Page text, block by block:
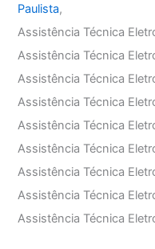
Paulista,
Assistência Técnica
Assistência Técnica
Assistência Técnica
Assistência Técnica
Assistência Técnica
Assistência Técnica
Assistência Técnica
Assistência Técnica
Assistência Técnica